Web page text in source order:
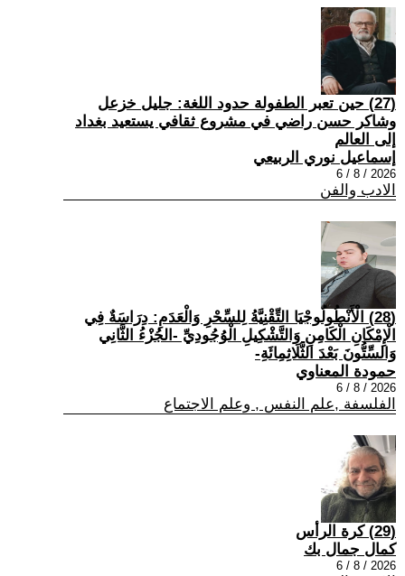
(27) حين تعبر الطفولة حدود اللغة: جليل خزعل
وشاكر حسن راضي في مشروع ثقافي يستعيد بغداد
إلى العالم
إسماعيل نوري الربيعي
2026 / 8 / 6
الادب والفن
(28) الْأَنْطُولُوجْيَا التِّقْنِيَّةُ لِلسِّحْرِ وَالْعَدَمِ: دِرَاسَةٌ فِي
الْإِمْكَانِ الْكَامِنِ وَالتَّشْكِيلِ الْوُجُودِيِّ -الجُزْءُ الثَّانِي
وَالسِّتُّونَ بَعْدَ الثَّلَاثِمِائَةِ-
حمودة المعناوي
2026 / 8 / 6
الفلسفة ,علم النفس , وعلم الاجتماع
(29) كرة الرأس
كمال جمال بك
2026 / 8 / 6